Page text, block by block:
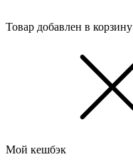
Товар добавлен в корзину
Мой кешбэк